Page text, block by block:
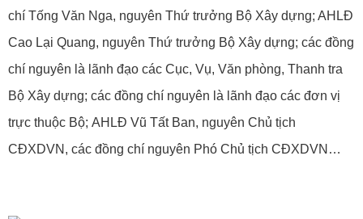
chí Tống Văn Nga, nguyên Thứ trưởng Bộ Xây dựng; AHLĐ
Cao Lại Quang, nguyên Thứ trưởng Bộ Xây dựng; các đồng
chí nguyên là lãnh đạo các Cục, Vụ, Văn phòng, Thanh tra
Bộ Xây dựng; các đồng chí nguyên là lãnh đạo các đơn vị
trực thuộc Bộ; AHLĐ Vũ Tất Ban, nguyên Chủ tịch
CĐXDVN, các đồng chí nguyên Phó Chủ tịch CĐXDVN …